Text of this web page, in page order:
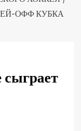
ОФФ КУБКА